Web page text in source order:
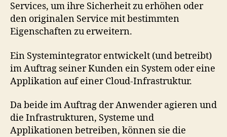
Services, um ihre Sicherheit zu erhöhen oder
den originalen Service mit bestimmten
Eigenschaften zu erweitern.
Ein Systemintegrator entwickelt (und betreibt)
im Auftrag seiner Kunden ein System oder eine
Applikation auf einer Cloud-Infrastruktur.
Da beide im Auftrag der Anwender agieren und
die Infrastrukturen, Systeme und
Applikationen betreiben, können sie die